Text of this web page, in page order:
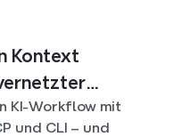
Kontext
KI-Workflow mit
und CLI – und